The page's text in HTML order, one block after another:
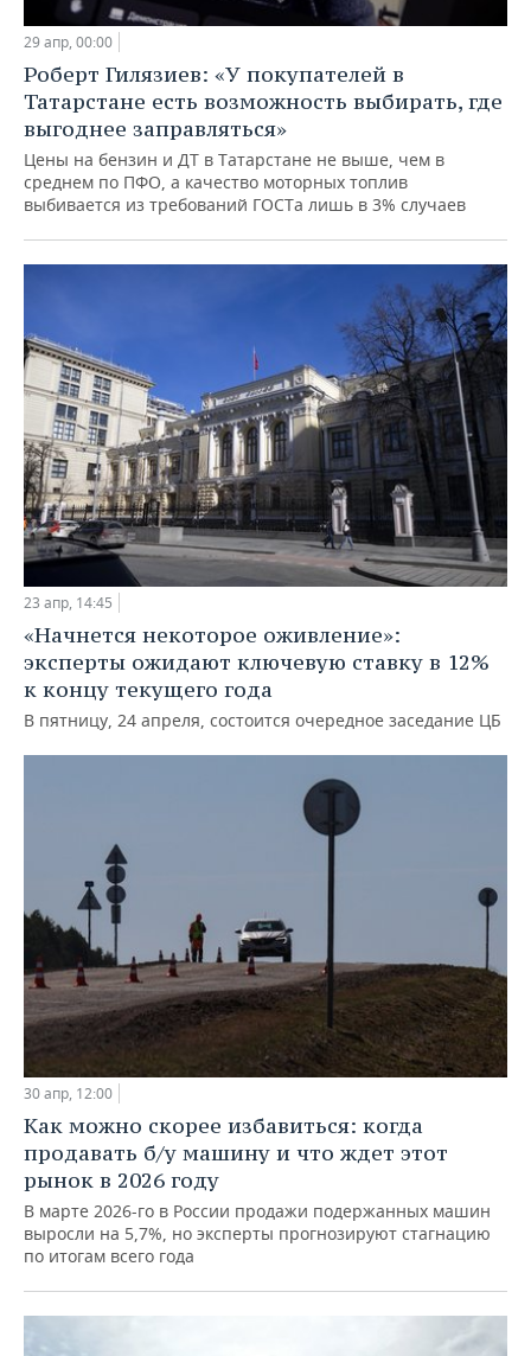
29 апр, 00:00
Роберт Гилязиев: «У покупателей в
Татарстане есть возможность выбирать, где
выгоднее заправляться»
Цены на бензин и ДТ в Татарстане не выше, чем в
среднем по ПФО, а качество моторных топлив
выбивается из требований ГОСТа лишь в 3% случаев
23 апр, 14:45
«Начнется некоторое оживление»:
эксперты ожидают ключевую ставку в 12%
к концу текущего года
В пятницу, 24 апреля, состоится очередное заседание ЦБ
30 апр, 12:00
Как можно скорее избавиться: когда
продавать б/у машину и что ждет этот
рынок в 2026 году
В марте 2026-го в России продажи подержанных машин
выросли на 5,7%, но эксперты прогнозируют стагнацию
по итогам всего года